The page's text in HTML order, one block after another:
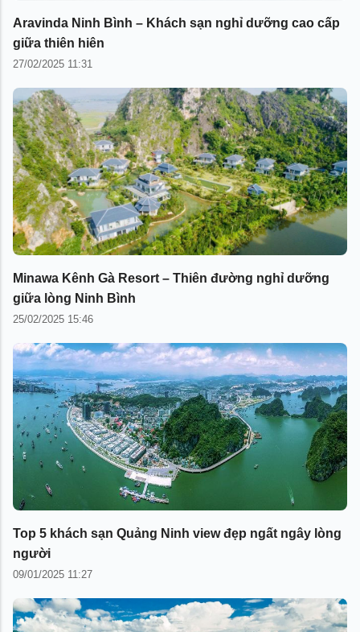
Aravinda Ninh Bình – Khách sạn nghỉ dưỡng cao cấp
giữa thiên hiên
27/02/2025 11:31
Minawa Kênh Gà Resort – Thiên đường nghỉ dưỡng
giữa lòng Ninh Bình
25/02/2025 15:46
Top 5 khách sạn Quảng Ninh view đẹp ngất ngây lòng
người
09/01/2025 11:27